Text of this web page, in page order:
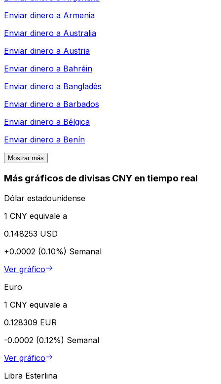
Enviar dinero a Armenia
Enviar dinero a Australia
Enviar dinero a Austria
Enviar dinero a Bahréin
Enviar dinero a Bangladés
Enviar dinero a Barbados
Enviar dinero a Bélgica
Enviar dinero a Benín
Mostrar más
Más gráficos de divisas CNY en tiempo real
Dólar estadounidense
1 CNY equivale a
0.148253 USD
+0.0002 (0.10%) Semanal
Ver gráfico
Euro
1 CNY equivale a
0.128309 EUR
-0.0002 (0.12%) Semanal
Ver gráfico
Libra Esterlina